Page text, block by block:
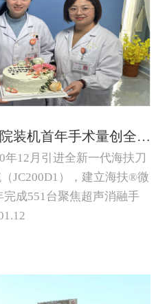
祝贺长沙市妇幼保健院装机首年手术量创全球第一
年12月引进全新一代海扶刀
JC200D1），建立海扶®微
成551台聚焦超声消融手